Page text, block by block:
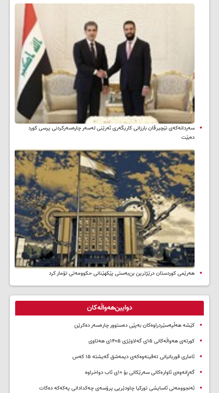
سه‌ردانه‌کەی نێچیرڤان بارزانی كاریگه‌ری ئه‌رێنی له‌سه‌ر چاره‌سه‌ركردنی پرسی كورد
ده‌بێت
هەرێمی کوردستان درێژترین بن‌بەستی پێکهێنانی حکوومەتی تۆمار کرد
دوایین‌هەواڵەکان
کێشە هەڵپەسێردراوەکان بەپێی دەستوور چارەسەر دەکرێن
کورتەی هەواڵەکانی ۱۵ی گەلاوێژی ۱۴۰۵ی هەتاوی
ئاماری قوربانیانی تەقینەوەکەی دیمەشق گەیشتە ۱۵ کەس
گەڕانەوەی ئاوارەکانی سەرێکانی بۆ ۱۰ی ئاب دواخراوە
ئەنجوومەنی ئاسایشی تورکیا چاودێریی پرۆسەی چەکدادانی پەکەکە دەکات